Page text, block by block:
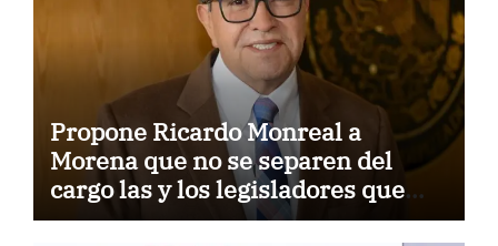
Propone Ricardo Monreal a
Morena que no se separen del
cargo las y los legisladores que
quieren reelegirse